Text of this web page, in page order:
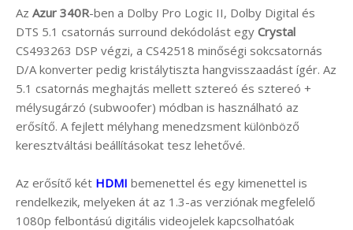
Az Azur 340R-ben a Dolby Pro Logic II, Dolby Digital és
DTS 5.1 csatornás surround dekódolást egy Crystal
CS493263 DSP végzi, a CS42518 minőségi sokcsatornás
D/A konverter pedig kristálytiszta hangvisszaadást ígér. Az
5.1 csatornás meghajtás mellett sztereó és sztereó +
mélysugárzó (subwoofer) módban is használható az
erősítő. A fejlett mélyhang menedzsment különböző
keresztváltási beállításokat tesz lehetővé.
Az erősítő két HDMI bemenettel és egy kimenettel is
rendelkezik, melyeken át az 1.3-as verziónak megfelelő
1080p felbontású digitális videojelek kapcsolhatóak